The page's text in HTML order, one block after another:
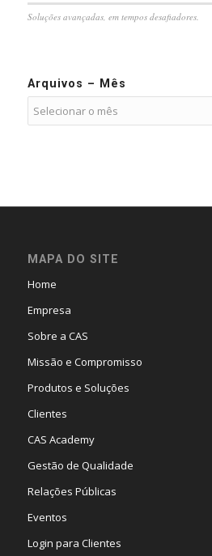
Soluções avançadas, em tempos desafiadores.
Arquivos – Mês
MAPA DO SITE
Home
Empresa
Sobre a CAS
Missão e Compromisso
Produtos e Soluções
Clientes
CAS Academy
Gestão de Qualidade
Relações Públicas
Eventos
Login para Clientes